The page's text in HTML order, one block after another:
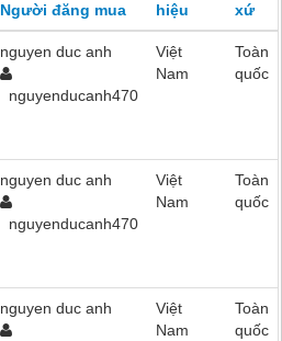
Người đăng mua
hiệu
xứ
nguyen duc anh
nguyenducanh470
Việt
Nam
Toàn
quốc
nguyen duc anh
nguyenducanh470
Việt
Nam
Toàn
quốc
nguyen duc anh
Việt
Nam
Toàn
quốc